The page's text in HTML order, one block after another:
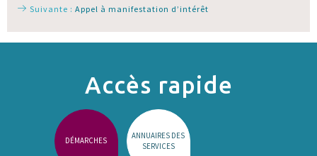
Suivante : Appel à manifestation d’intérêt
Accès rapide
DÉMARCHES
ANNUAIRES DES
SERVICES